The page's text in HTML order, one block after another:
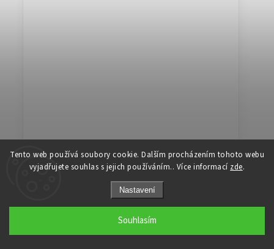
Tento web používá soubory cookie. Dalším procházením tohoto webu
vyjadřujete souhlas s jejich používáním.. Více informací zde.
Nastavení
Souhlasím
Dřevěná dekorace Krab
Doručíme do 3 - 4 týdnů
1 290 Kč
Chcete ozdobit dětský pokoj a hledáte doplněk k
samolepkám na zeď , který bude originální a výjimečný?